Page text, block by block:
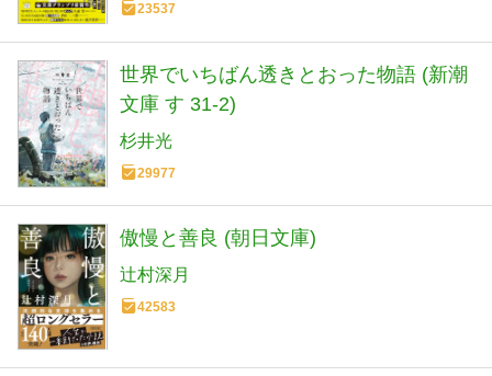
23537
世界でいちばん透きとおった物語 (新潮
文庫 す 31-2)
杉井光
29977
傲慢と善良 (朝日文庫)
辻村深月
42583